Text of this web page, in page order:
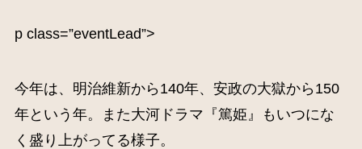
p class=”eventLead”>
今年は、明治維新から140年、安政の大獄から150
年という年。また大河ドラマ『篤姫』もいつにな
く盛り上がってる様子。